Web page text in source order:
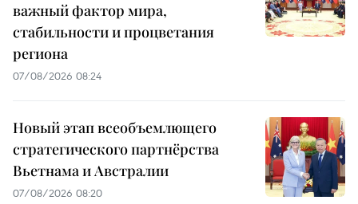
важный фактор мира,
стабильности и процветания
региона
07/08/2026 08:24
Новый этап всеобъемлющего
стратегического партнёрства
Вьетнама и Австралии
07/08/2026 08:20